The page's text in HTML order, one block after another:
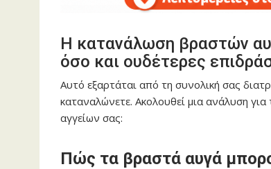
Η κατανάλωση βραστών
όσο και ουδέτερες
Αυτό εξαρτάται από τη συνολική σας
καταναλώνετε. Ακολουθεί μια ανάλυση
αγγείων σας:
Πώς τα βραστά αυγά